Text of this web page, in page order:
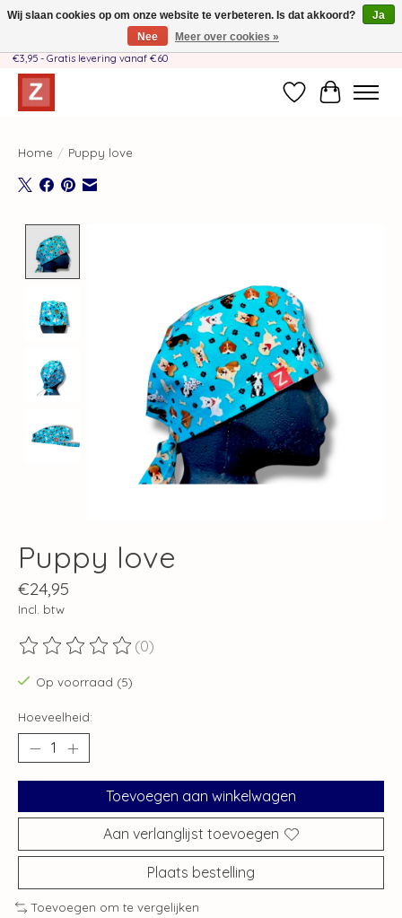
Handgemaakt door moeder-dochterteam❤️ - Verzendkosten BE & NL SLECHTS
€3,95 - Gratis levering vanaf €60
Verlanglijst
Home / Puppy love
Puppy love
€24,95
Incl. btw
De beoordeling van dit product is
(0)
Op voorraad (5)
Hoeveelheid:
Toevoegen aan winkelwagen
Aan verlanglijst toevoegen
Plaats bestelling
Toevoegen om te vergelijken
Wij slaan cookies op om onze website te verbeteren. Is dat akkoord?
Ja
Nee
Meer over cookies »